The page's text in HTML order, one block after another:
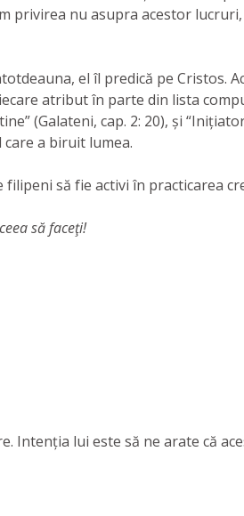
privirea nu asupra acestor
el îl predică pe Cristos.
atribut în parte din lista
(Galateni, cap. 2: 20), și
care a biruit lumea.
să fie activi în practicarea
să faceţi!
Intenția lui este să ne arate că